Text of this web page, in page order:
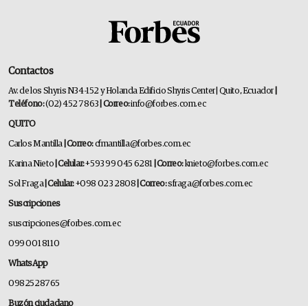
Contactos
Av. de los Shyris N34-152 y Holanda Edificio Shyris Center | Quito, Ecuador
Teléfono:(02) 452 7863 | Correo:info@forbes.com.ec
QUITO
Carlos Mantilla | Correo:cfmantilla@forbes.com.ec
Karina Nieto | Celular:+593 99 045 6281 | Correo:knieto@forbes.com.ec
Sol Fraga| Celular:+098 023 2808 | Correo:sfraga@forbes.com.ec
Suscripciones
suscripciones@forbes.com.ec
099 001 8110
WhatsApp
0982528765
Buzón ciudadano